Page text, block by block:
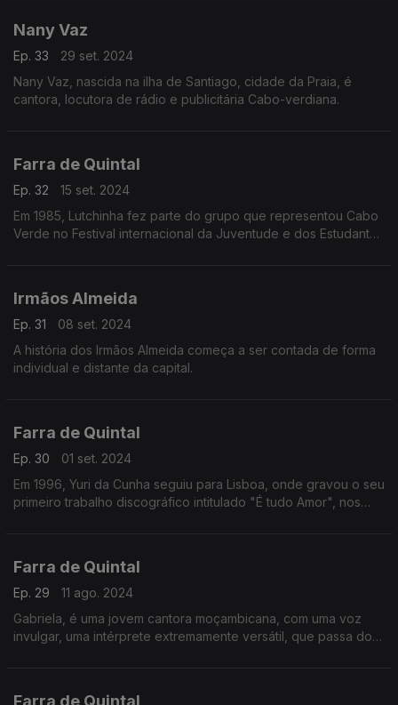
Nany Vaz
Ep. 33
29 set. 2024
Nany Vaz, nascida na ilha de Santiago, cidade da Praia, é
cantora, locutora de rádio e publicitária Cabo-verdiana.
Farra de Quintal
Ep. 32
15 set. 2024
Em 1985, Lutchinha fez parte do grupo que representou Cabo
Verde no Festival internacional da Juventude e dos Estudantes
Irmãos Almeida
Ep. 31
08 set. 2024
A história dos Irmãos Almeida começa a ser contada de forma
individual e distante da capital.
Farra de Quintal
Ep. 30
01 set. 2024
Em 1996, Yuri da Cunha seguiu para Lisboa, onde gravou o seu
primeiro trabalho discográfico intitulado "É tudo Amor", nos
Farra de Quintal
Ep. 29
11 ago. 2024
Gabriela, é uma jovem cantora moçambicana, com uma voz
invulgar, uma intérprete extremamente versátil, que passa do
Farra de Quintal